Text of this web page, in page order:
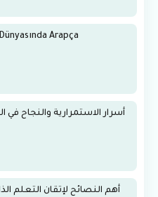
Arapça
أسرار الاستمرارية والنجاح في
أهم النصائح لإتقان التعلم